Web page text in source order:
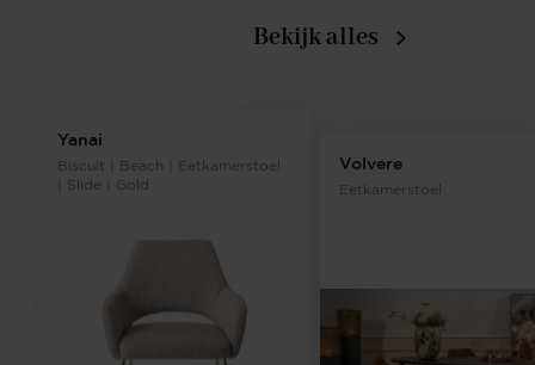
Yanai
Biscuit | Beach | Eetkamerstoel
| Slide | Gold
Volvere
Eetkamerstoel
Bekijk alles